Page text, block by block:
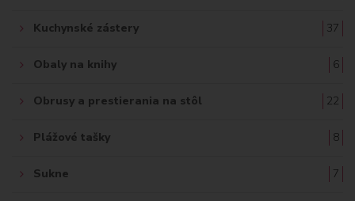
Kuchynské zástery 37
Obaly na knihy 6
Obrusy a prestierania na stôl 22
Plážové tašky 8
Sukne 7